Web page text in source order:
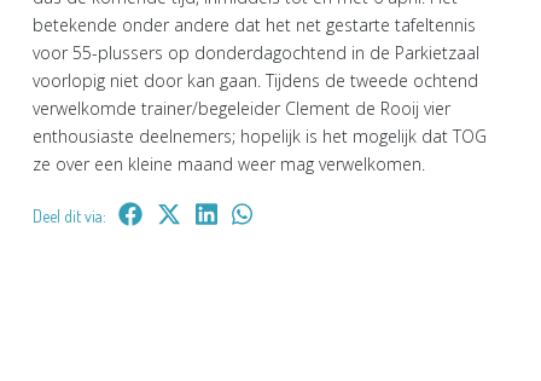
betekende onder andere dat het net gestarte tafeltennis
voor 55-plussers op donderdagochtend in de Parkietzaal
voorlopig niet door kan gaan. Tijdens de tweede ochtend
verwelkomde trainer/begeleider Clement de Rooij vier
enthousiaste deelnemers; hopelijk is het mogelijk dat TOG
ze over een kleine maand weer mag verwelkomen.
Deel dit via: